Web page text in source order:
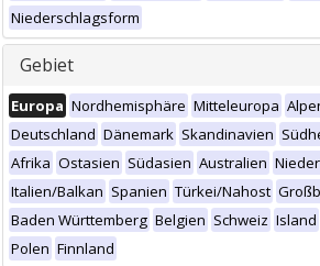
Niederschlagsform
Gebiet
Europa Nordhemisphäre Mitteleuropa
Deutschland Dänemark Skandinavien
Afrika Ostasien Südasien Australien
Italien/Balkan Spanien Türkei/Nahost
Baden Württemberg Belgien Schweiz Island
Polen Finnland